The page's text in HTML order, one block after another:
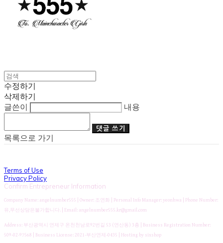
수정하기
삭제하기
글쓴이
내용
댓글 쓰기
목록으로 가기
Terms of Use
Privacy Policy
Confirm Entrepreneur Information
Company Name: angelnumber555 | Owner: 조연화 | Personal Info Manager: yeonhwa | Phone Number:
유,무선상담은불가합니다. | Email: angelnumber555.kr@gmail.com
Address: 부산광역시 연제구 온천천남로92번길 53 (연산동) 3층 | Business Registration Number:
509-02-97568 | Business License:2021-부산연제-0435 | Hosting by sixshop